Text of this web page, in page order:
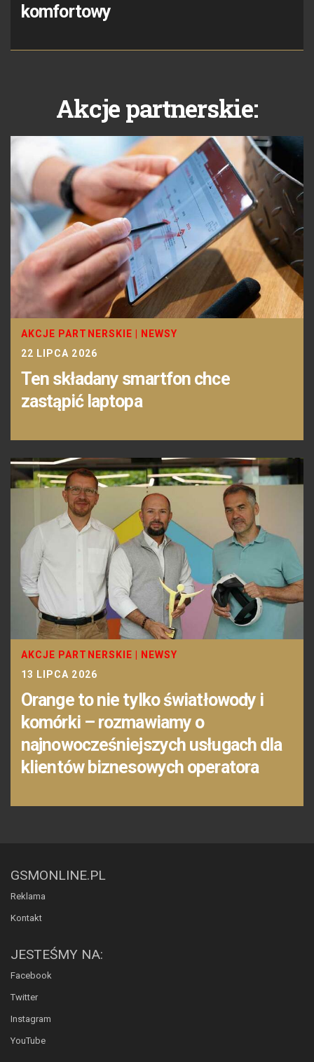
komfortowy
Akcje partnerskie:
AKCJE PARTNERSKIE
NEWSY
22 LIPCA 2026
Ten składany smartfon chce
zastąpić laptopa
AKCJE PARTNERSKIE
NEWSY
13 LIPCA 2026
Orange to nie tylko światłowody i
komórki – rozmawiamy o
najnowocześniejszych usługach dla
klientów biznesowych operatora
GSMONLINE.PL
Reklama
Kontakt
JESTEŚMY NA:
Facebook
Twitter
Instagram
YouTube